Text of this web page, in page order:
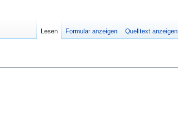
Lesen Formular anzeigen Quelltext anzeigen